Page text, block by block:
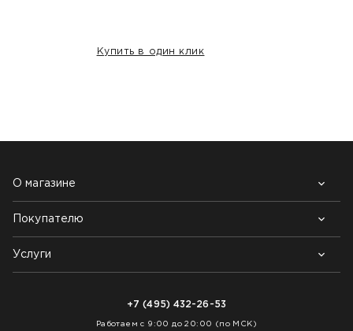
Купить в один клик
О магазине
Почему выбирают нас
Контакты
Блог
Покупателю
Возврат товара
Как заказать
Услуги
+7 (495) 432-26-53
Работаем с 9:00 до 20:00 (по МСК)